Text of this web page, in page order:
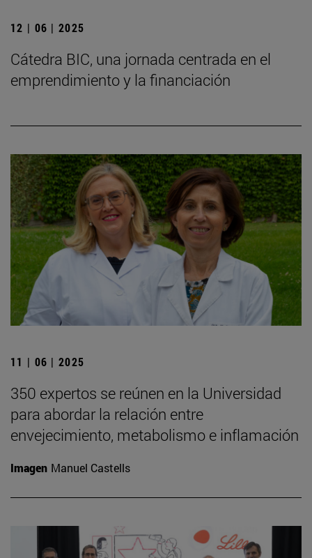
12 | 06 | 2025
Cátedra BIC, una jornada centrada en el
emprendimiento y la financiación
11 | 06 | 2025
350 expertos se reúnen en la Universidad
para abordar la relación entre
envejecimiento, metabolismo e inflamación
Imagen Manuel Castells